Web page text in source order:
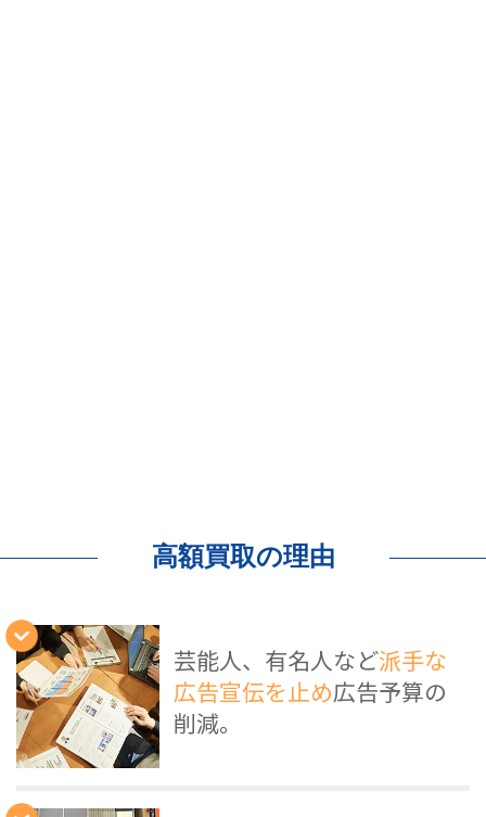
高額買取の理由
芸能人、有名人など派手な
広告宣伝を止め広告予算の
削減。